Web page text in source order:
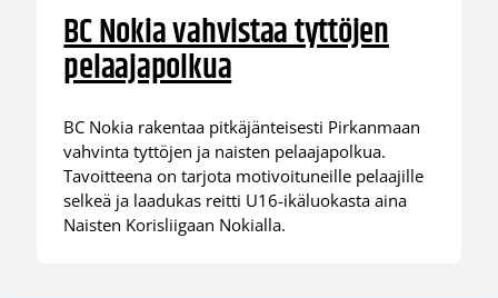
BC Nokia vahvistaa tyttöjen
pelaajapolkua
BC Nokia rakentaa pitkäjänteisesti Pirkanmaan
vahvinta tyttöjen ja naisten pelaajapolkua.
Tavoitteena on tarjota motivoituneille pelaajille
selkeä ja laadukas reitti U16-ikäluokasta aina
Naisten Korisliigaan Nokialla.